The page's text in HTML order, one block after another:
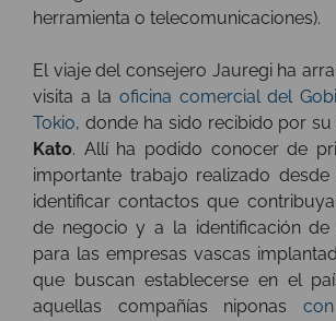
herramienta o telecomunicaciones).
El viaje del consejero Jauregi ha
visita a la oficina comercial del
Tokio, donde ha sido recibido por
Kato. Allí ha podido conocer de
importante trabajo realizado
identificar contactos que
de negocio y a la identificación de
para las empresas vascas
que buscan establecerse en el
aquellas compañías niponas